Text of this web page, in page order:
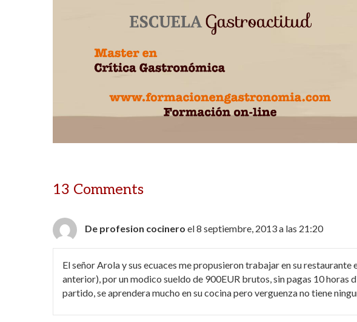
13 Comments
De profesion cocinero el 8 septiembre, 2013 a las 21:20
El señor Arola y sus ecuaces me propusieron trabajar en su restaurante
anterior), por un modico sueldo de 900EUR brutos, sin pagas 10 horas
partido, se aprendera mucho en su cocina pero verguenza no tiene